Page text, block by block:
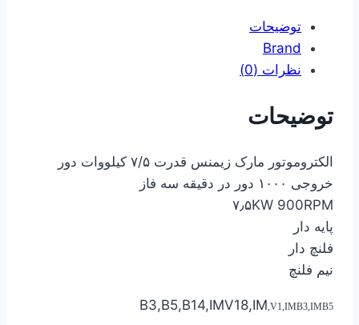
توضیحات
Brand
نظرات (0)
توضیحات
الکتروموتور مارک زیمنس قدرت ۷/۵ کیلووات دور
خروجی ۱۰۰۰ دور در دقیقه سه فاز
۷٫۵KW 900RPM
پایه دار
فلنچ دار
نیم فلنچ
B3,B5,B14,IMV18,IM,V1,IMB3,IMB5